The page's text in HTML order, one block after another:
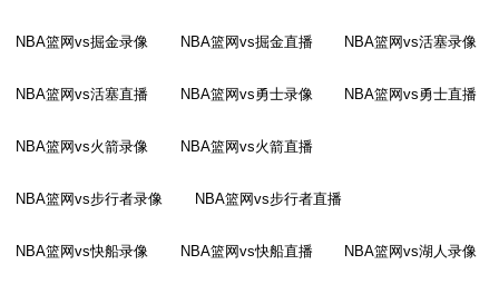
NBA篮网vs掘金录像 NBA篮网vs掘金直播 NBA篮网vs活塞录像
NBA篮网vs活塞直播 NBA篮网vs勇士录像 NBA篮网vs勇士直播
NBA篮网vs火箭录像 NBA篮网vs火箭直播
NBA篮网vs步行者录像 NBA篮网vs步行者直播
NBA篮网vs快船录像 NBA篮网vs快船直播 NBA篮网vs湖人录像